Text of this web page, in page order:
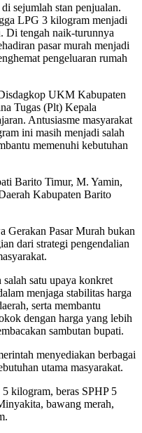
sejumlah stan penjualan.
LPG 3 kilogram menjadi
Di tengah naik-turunnya
pasar murah menjadi
pengeluaran rumah
UKM Kabupaten
Tugas (Plt) Kepala
Antusiasme masyarakat
ini masih menjadi salah
memenuhi kebutuhan
Barito Timur, M. Yamin,
Kabupaten Barito
Gerakan Pasar Murah bukan
dari strategi pengendalian
satu upaya konkret
menjaga stabilitas harga
serta membantu
dengan harga yang lebih
sambutan bupati.
menyediakan berbagai
utama masyarakat.
kilogram, beras SPHP 5
bawang merah,